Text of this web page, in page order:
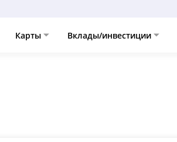
Карты Вклады/инвестиции